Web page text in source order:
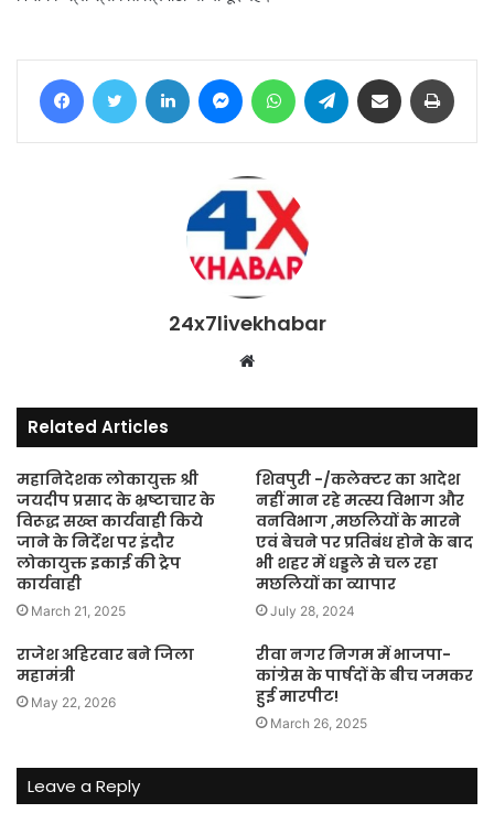
FacebookTwitter LinkedIn MessengerWhatsAppTelegram Share via Email
24x7livekhabar
Website
Related Articles
महानिदेशक लोकायुक्त श्री
जयदीप प्रसाद के भ्रष्टाचार के
विरूद्ध सख्त कार्यवाही किये
जाने के निर्देश पर इंदौर
लोकायुक्त इकाई की ट्रेप
कार्यवाही
March 21, 2025
शिवपुरी -/कलेक्टर का आदेश
नहीं मान रहे मत्स्य विभाग और
वनविभाग ,मछलियों के मारने
एवं बेचने पर प्रतिबंध होने के बाद
भी शहर में धड्डले से चल रहा
मछलियों का व्यापार
July 28, 2024
राजेश अहिरवार बने जिला
महामंत्री
May 22, 2026
रीवा नगर निगम में भाजपा-
कांग्रेस के पार्षदों के बीच जमकर
हुई मारपीट!
March 26, 2025
Leave a Reply